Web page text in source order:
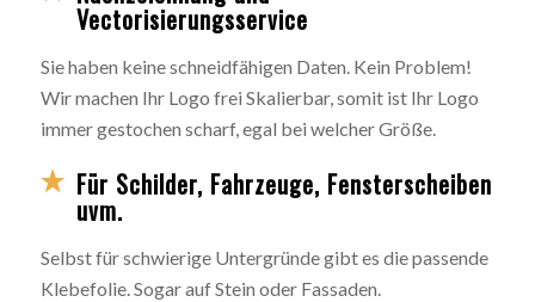
Vectorisierungsservice
Sie haben keine schneidfähigen Daten. Kein Problem!
Wir machen Ihr Logo frei Skalierbar, somit ist Ihr Logo
immer gestochen scharf, egal bei welcher Größe.
Für Schilder, Fahrzeuge, Fensterscheiben
uvm.
Selbst für schwierige Untergründe gibt es die passende
Klebefolie. Sogar auf Stein oder Fassaden.